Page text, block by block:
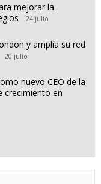
mejorar la
24 julio
y amplía su red
20 julio
nuevo CEO de la
crecimiento en